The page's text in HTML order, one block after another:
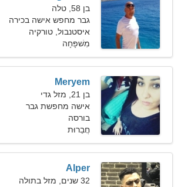
בן 58, טלה
גבר מחפש אישה בכירה
איסטנבול, טורקיה
מִשׁפָּחָה
Meryem
בן 21, מזל גדי
אישה מחפשת גבר
בורסה
חֲבֵרוּת
Alper
32 שנים, מזל בתולה